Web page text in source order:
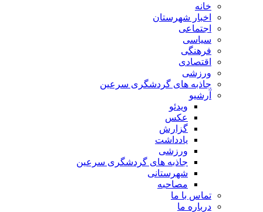
خانه
اخبار شهرستان
اجتماعی
سیاسی
فرهنگی
اقتصادی
ورزشی
جاذبه های گردشگری سرعین
آرشیو
ویدئو
عکس
گزارش
یادداشت
ورزشی
جاذبه های گردشگری سرعین
شهرستانی
مصاحبه
تماس با ما
درباره ما